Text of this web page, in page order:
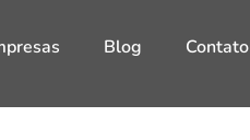
Blog Contato